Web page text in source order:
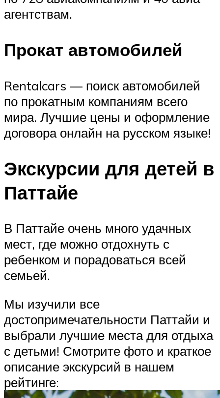
агентствам.
Прокат автомобилей
Rentalcars — поиск автомобилей
по прокатным компаниям всего
мира. Лучшие цены и оформление
договора онлайн на русском языке!
Экскурсии для детей в
Паттайе
В Паттайе очень много удачных
мест, где можно отдохнуть с
ребенком и порадоваться всей
семьей.
Мы изучили все
достопримечательности Паттайи и
выбрали лучшие места для отдыха
с детьми! Смотрите фото и краткое
описание экскурсий в нашем
рейтинге: